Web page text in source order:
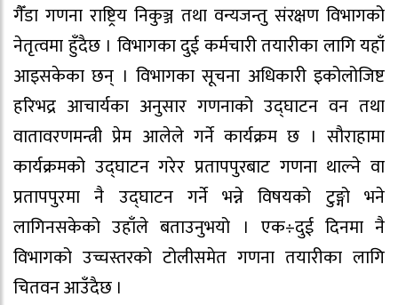
गैँडा गणना राष्ट्रिय निकुञ्ज तथा वन्यजन्तु संरक्षण विभागको
नेतृत्वमा हुँदैछ । विभागका दुई कर्मचारी तयारीका लागि यहाँ
आइसकेका छन् । विभागका सूचना अधिकारी इकोलोजिष्ट
हरिभद्र आचार्यका अनुसार गणनाको उद्घाटन वन तथा
वातावरणमन्त्री प्रेम आलेले गर्ने कार्यक्रम छ । सौराहामा
कार्यक्रमको उद्घाटन गरेर प्रतापपुरबाट गणना थाल्ने वा
प्रतापपुरमा नै उद्घाटन गर्ने भन्ने विषयको टुङ्गो भने
लागिनसकेको उहाँले बताउनुभयो । एक÷दुई दिनमा नै
विभागको उच्चस्तरको टोलीसमेत गणना तयारीका लागि
चितवन आउँदैछ ।